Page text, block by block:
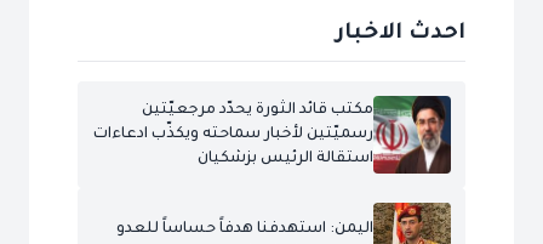
احدث الاخبار
مكتب قائد الثورة يحدّد مرجعيّتين
رسميّتين لأخبار سماحته ويكذّب ادعاءات
استقالة الرئيس بزشكيان
اليمن: استهدفنا هدفاً حساساً للعدو